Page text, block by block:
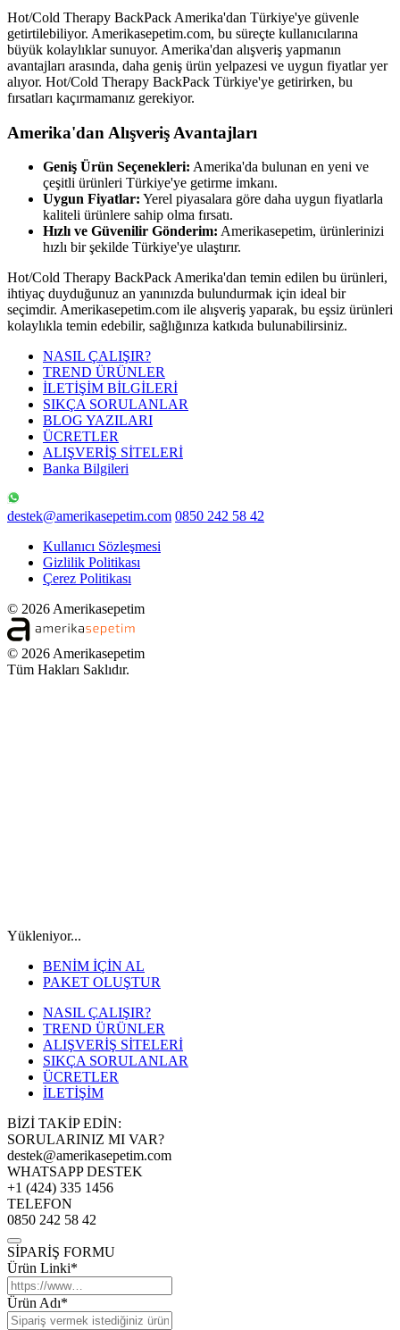
Hot/Cold Therapy BackPack Amerika'dan Türkiye'ye güvenle
getirtilebiliyor. Amerikasepetim.com, bu süreçte kullanıcılarına
büyük kolaylıklar sunuyor. Amerika'dan alışveriş yapmanın
avantajları arasında, daha geniş ürün yelpazesi ve uygun fiyatlar yer
alıyor. Hot/Cold Therapy BackPack Türkiye'ye getirirken, bu
fırsatları kaçırmamanız gerekiyor.
Amerika'dan Alışveriş Avantajları
Geniş Ürün Seçenekleri: Amerika'da bulunan en yeni ve
çeşitli ürünleri Türkiye'ye getirme imkanı.
Uygun Fiyatlar: Yerel piyasalara göre daha uygun fiyatlarla
kaliteli ürünlere sahip olma fırsatı.
Hızlı ve Güvenilir Gönderim: Amerikasepetim, ürünlerinizi
hızlı bir şekilde Türkiye'ye ulaştırır.
Hot/Cold Therapy BackPack Amerika'dan temin edilen bu ürünleri,
ihtiyaç duyduğunuz an yanınızda bulundurmak için ideal bir
seçimdir. Amerikasepetim.com ile alışveriş yaparak, bu eşsiz ürünleri
kolaylıkla temin edebilir, sağlığınıza katkıda bulunabilirsiniz.
NASIL ÇALIŞIR?
TREND ÜRÜNLER
İLETİŞİM BİLGİLERİ
SIKÇA SORULANLAR
BLOG YAZILARI
ÜCRETLER
ALIŞVERİŞ SİTELERİ
Banka Bilgileri
destek@amerikasepetim.com 0850 242 58 42
Kullanıcı Sözleşmesi
Gizlilik Politikası
Çerez Politikası
© 2026 Amerikasepetim
© 2026 Amerikasepetim
Tüm Hakları Saklıdır.
Yükleniyor...
BENİM İÇİN AL
PAKET OLUŞTUR
NASIL ÇALIŞIR?
TREND ÜRÜNLER
ALIŞVERİŞ SİTELERİ
SIKÇA SORULANLAR
ÜCRETLER
İLETİŞİM
BİZİ TAKİP EDİN:
SORULARINIZ MI VAR?
destek@amerikasepetim.com
WHATSAPP DESTEK
+1 (424) 335 1456
TELEFON
0850 242 58 42
SİPARİŞ FORMU
Ürün Linki*
Ürün Adı*